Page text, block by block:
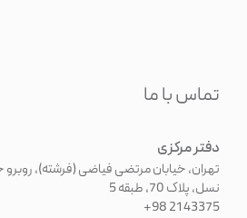
تماس با ما
دفتر مرکزی
تهران، خیابان مرتضی فیاضی (فرشته)، روبرو
نسل، پلاک 70، طبقه 5
+98 21 43375